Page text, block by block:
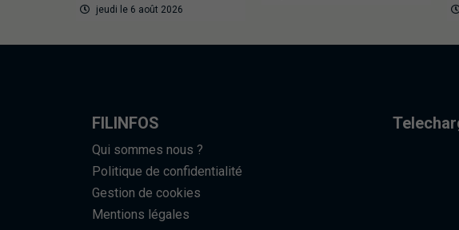
jeudi le 6 août 2026
FILINFOS
Qui sommes nous ?
Politique de confidentialité
Gestion de cookies
Mentions légales